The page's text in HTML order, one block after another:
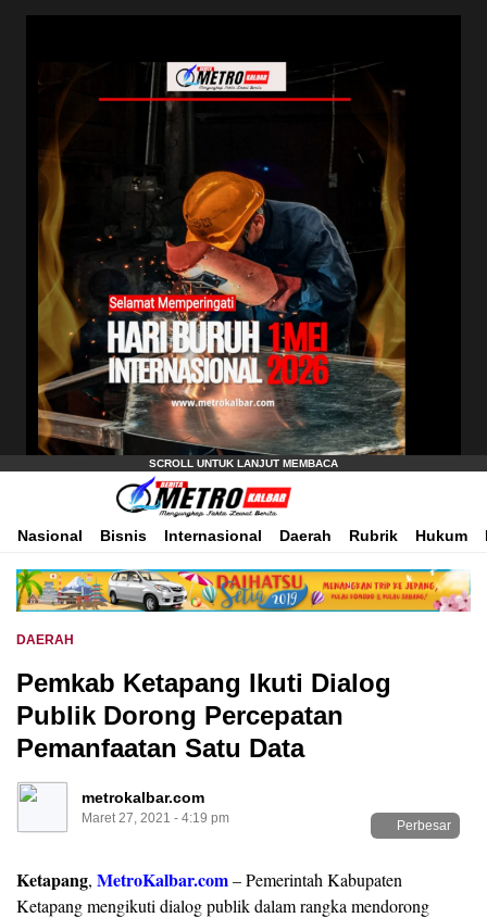
Metro Kalbar
Inspirasi Untuk Negeri
Nasional Bisnis Internasional Daerah Rubrik Hukum
DAERAH
Pemkab Ketapang Ikuti Dialog
Publik Dorong Percepatan
Pemanfaatan Satu Data
metrokalbar.com
Maret 27, 2021 - 4:19 pm Perbesar
Ketapang, MetroKalbar.com– Pemerintah Kabupaten
Ketapang mengikuti dialog publik dalam rangka mendorong